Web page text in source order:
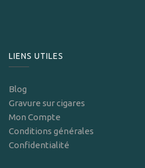
LIENS UTILES
Blog
Gravure sur cigares
Mon Compte
Conditions générales
Confidentialité